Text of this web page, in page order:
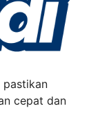
pastikan
cepat dan